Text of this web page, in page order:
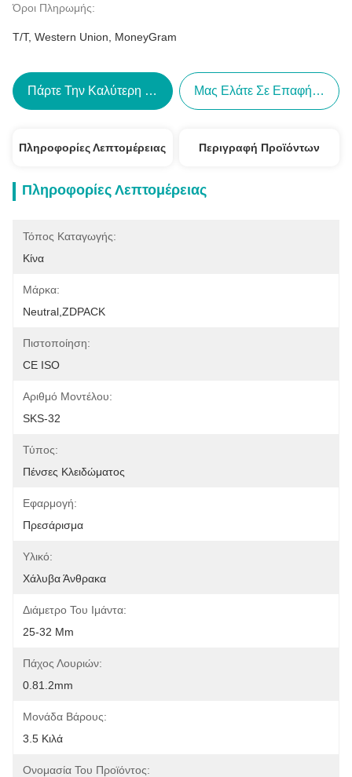
Όροι Πληρωμής:
T/T, Western Union, MoneyGram
Πάρτε Την Καλύτερη Τιμή Μας Ελάτε Σε Επαφή Με
Πληροφορίες Λεπτομέρειας Περιγραφή Προϊόντων
Πληροφορίες Λεπτομέρειας
Τόπος Καταγωγής:
Κίνα
Μάρκα:
Neutral,ZDPACK
Πιστοποίηση:
CE ISO
Αριθμό Μοντέλου:
SKS-32
Τύπος:
Πένσες Κλειδώματος
Εφαρμογή:
Πρεσάρισμα
Υλικό:
Χάλυβα Άνθρακα
Διάμετρο Του Ιμάντα:
25-32 Mm
Πάχος Λουριών:
0.81.2mm
Μονάδα Βάρους:
3.5 Κιλά
Ονομασία Του Προϊόντος: